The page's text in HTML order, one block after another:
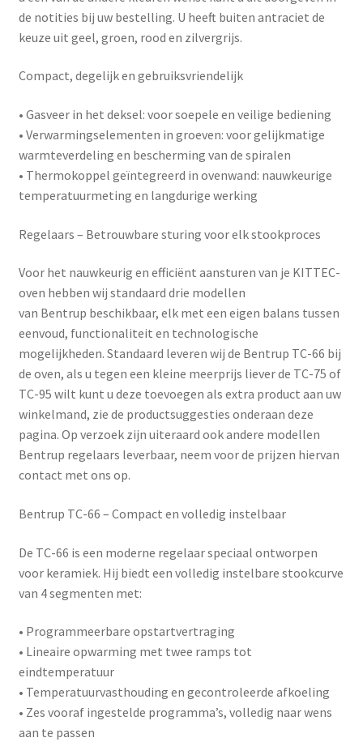
de notities bij uw bestelling. U heeft buiten antraciet de
keuze uit geel, groen, rood en zilvergrijs.
Compact, degelijk en gebruiksvriendelijk
• Gasveer in het deksel: voor soepele en veilige bediening
• Verwarmingselementen in groeven: voor gelijkmatige
warmteverdeling en bescherming van de spiralen
• Thermokoppel geïntegreerd in ovenwand: nauwkeurige
temperatuurmeting en langdurige werking
Regelaars – Betrouwbare sturing voor elk stookproces
Voor het nauwkeurig en efficiënt aansturen van je KITTEC-
oven hebben wij standaard drie modellen
van Bentrup beschikbaar, elk met een eigen balans tussen
eenvoud, functionaliteit en technologische
mogelijkheden. Standaard leveren wij de Bentrup TC-66 bij
de oven, als u tegen een kleine meerprijs liever de TC-75 of
TC-95 wilt kunt u deze toevoegen als extra product aan uw
winkelmand, zie de productsuggesties onderaan deze
pagina. Op verzoek zijn uiteraard ook andere modellen
Bentrup regelaars leverbaar, neem voor de prijzen hiervan
contact met ons op.
Bentrup TC-66 – Compact en volledig instelbaar
De TC-66 is een moderne regelaar speciaal ontworpen
voor keramiek. Hij biedt een volledig instelbare stookcurve
van 4 segmenten met:
• Programmeerbare opstartvertraging
• Lineaire opwarming met twee ramps tot
eindtemperatuur
• Temperatuurvasthouding en gecontroleerde afkoeling
• Zes vooraf ingestelde programma’s, volledig naar wens
aan te passen